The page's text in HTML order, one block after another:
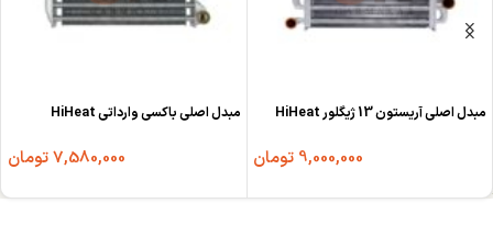
مبدل اصلی آریستون 13 ژیگلور HiHeat
9,000,000 تومان
مبدل اصلی باکسی وارداتی HiHeat
7,580,000تومان